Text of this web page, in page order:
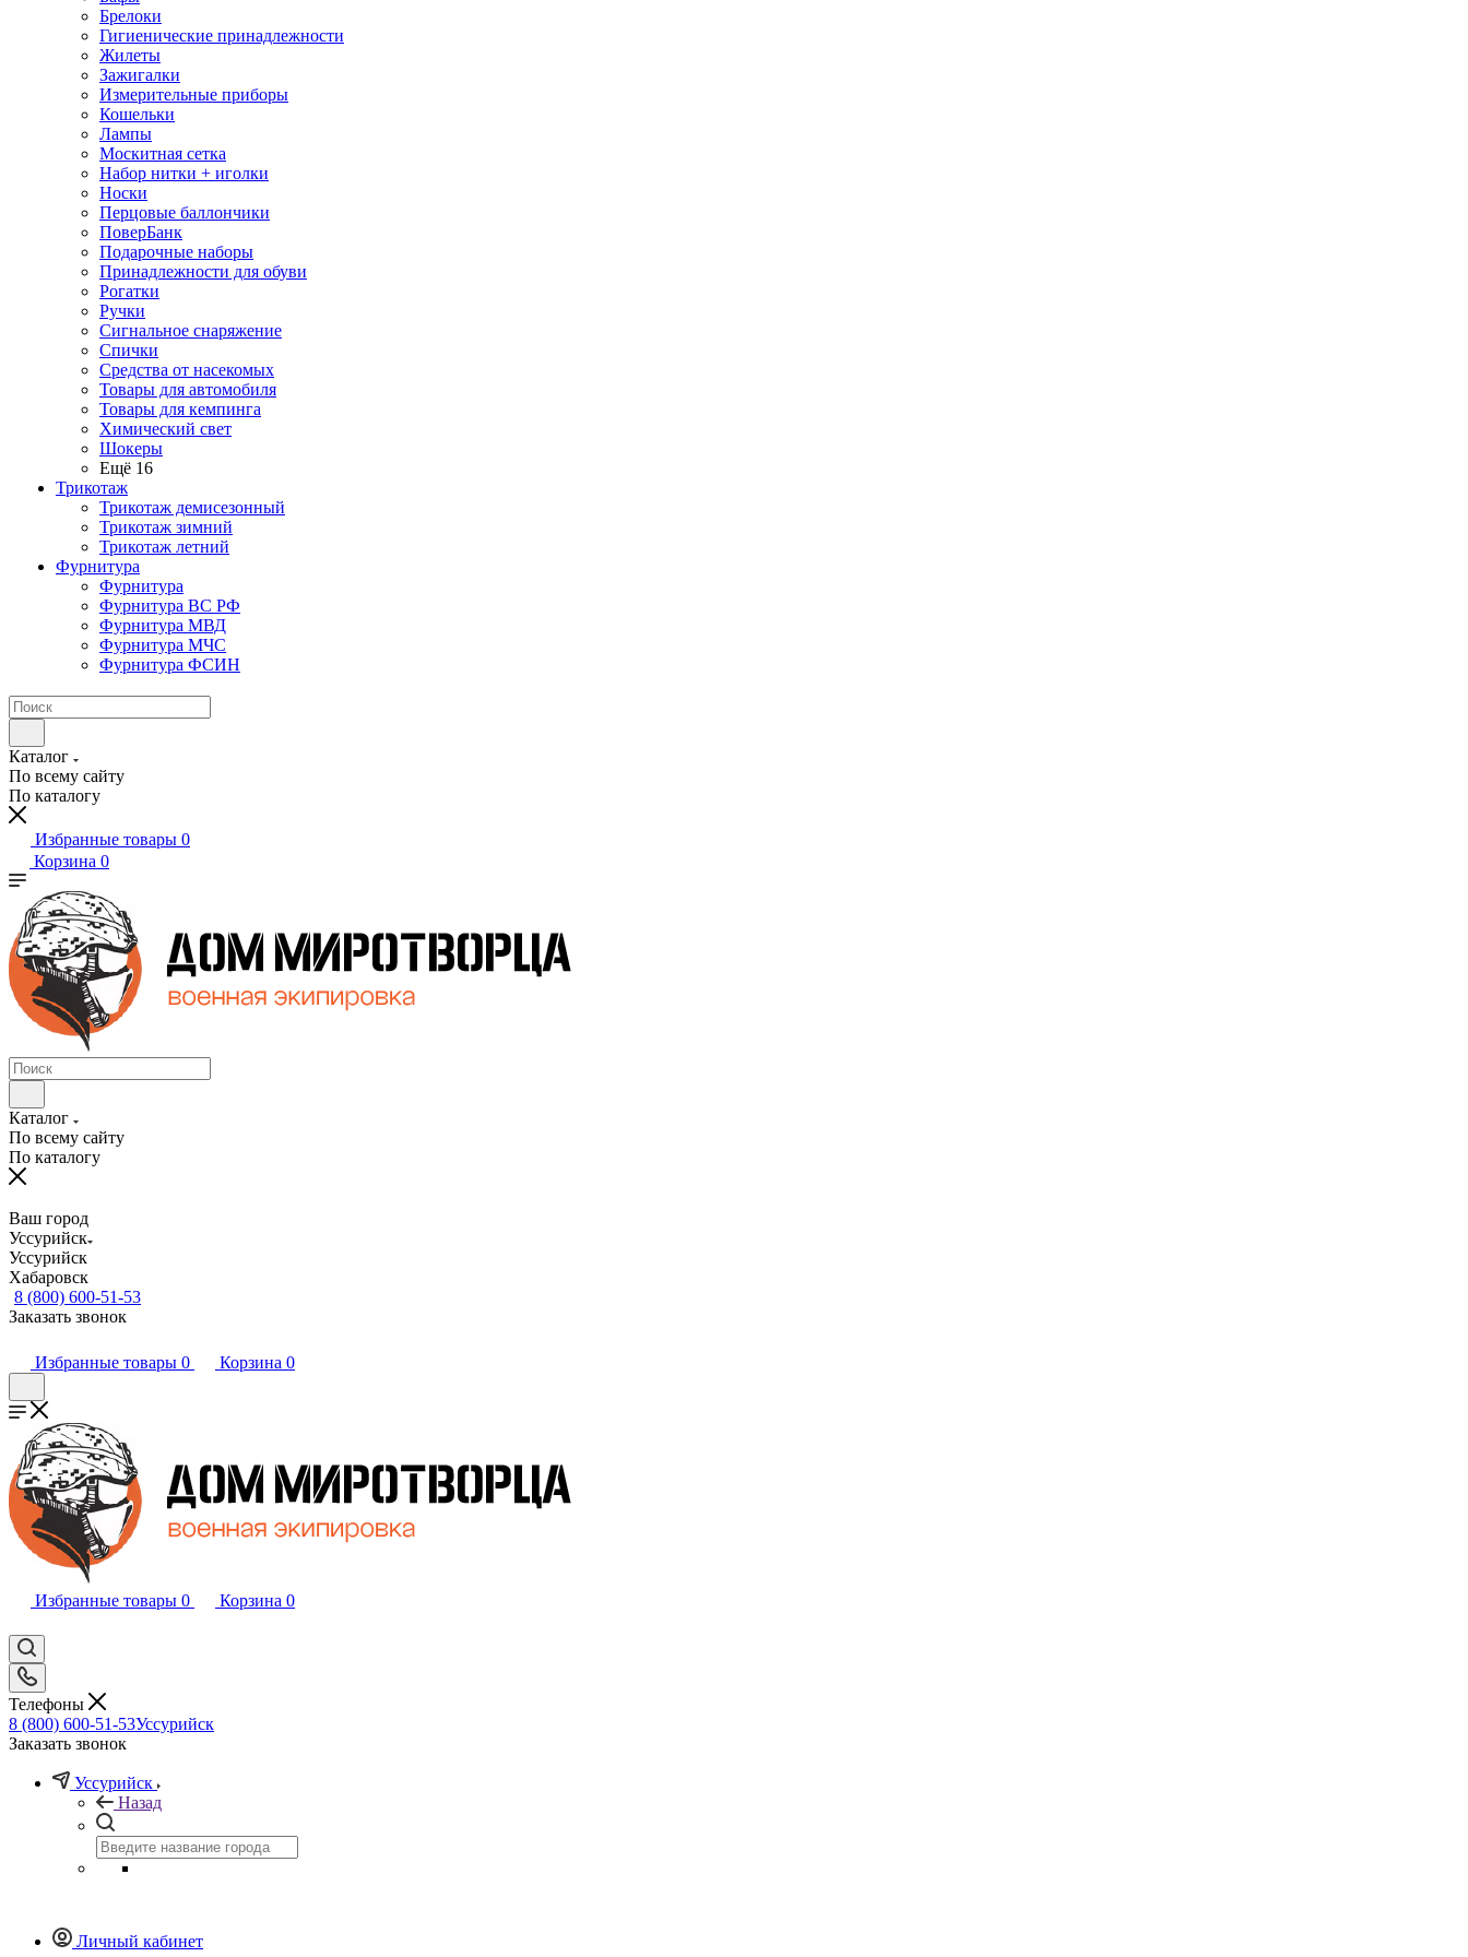
Брелоки
Гигиенические принадлежности
Жилеты
Зажигалки
Измерительные приборы
Кошельки
Лампы
Москитная сетка
Набор нитки + иголки
Носки
Перцовые баллончики
ПоверБанк
Подарочные наборы
Принадлежности для обуви
Рогатки
Ручки
Сигнальное снаряжение
Спички
Средства от насекомых
Товары для автомобиля
Товары для кемпинга
Химический свет
Шокеры
Ещё 16
Трикотаж
Трикотаж демисезонный
Трикотаж зимний
Трикотаж летний
Фурнитура
Фурнитура
Фурнитура ВС РФ
Фурнитура МВД
Фурнитура МЧС
Фурнитура ФСИН
Каталог
По всему сайту
По каталогу
Избранные товары 0
Корзина 0
Каталог
По всему сайту
По каталогу
Ваш город
Уссурийск
Уссурийск
Хабаровск
8 (800) 600-51-53
Заказать звонок
Избранные товары 0 Корзина 0
Избранные товары 0 Корзина 0
Телефоны
8 (800) 600-51-53Уссурийск
Заказать звонок
Уссурийск
Назад
Личный кабинет